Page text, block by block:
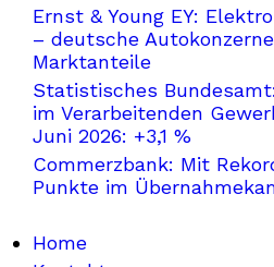
Ernst & Young EY:
– deutsche
Marktanteile
Statistisches
im Verarbeitenden
Juni 2026: +3,1 %
Commerzbank: Mit
Punkte im
Home